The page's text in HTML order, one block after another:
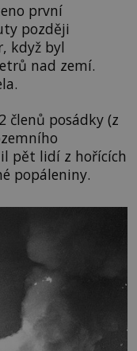
první
později
když byl
nad zemí.
členů posádky (z
pět lidí z hořících
popáleniny.